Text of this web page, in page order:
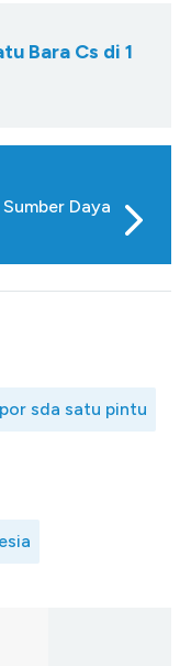
Bara Cs di 1
Daya
sda satu pintu